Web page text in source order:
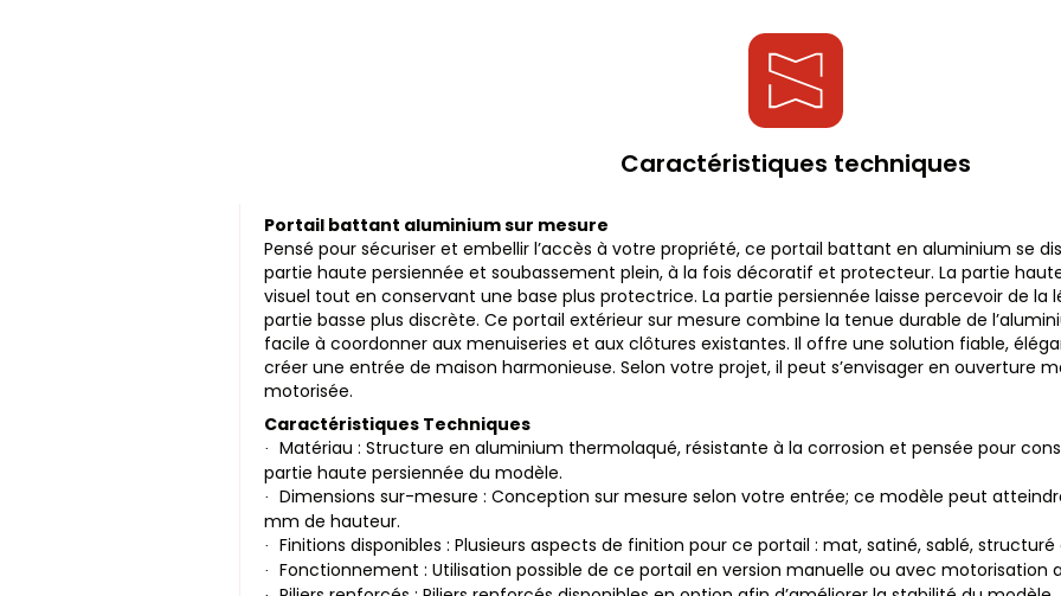
Caractéristiques techniques
Portail battant aluminium sur mesure
Pensé pour sécuriser et embellir l’accès à votre propriété, ce portail battant en aluminium se
partie haute persiennée et soubassement plein, à la fois décoratif et protecteur. La partie
visuel tout en conservant une base plus protectrice. La partie persiennée laisse percevoir de
partie basse plus discrète. Ce portail extérieur sur mesure combine la tenue durable de
facile à coordonner aux menuiseries et aux clôtures existantes. Il offre une solution fiable,
créer une entrée de maison harmonieuse. Selon votre projet, il peut s’envisager en ouverture
motorisée.
Caractéristiques Techniques
·
Matériau : Structure en aluminium thermolaqué, résistante à la corrosion et pensée pour
partie haute persiennée du modèle.
·
Dimensions sur-mesure : Conception sur mesure selon votre entrée; ce modèle peut
mm de hauteur.
· Finitions disponibles : Plusieurs aspects de finition pour ce portail : mat, satiné, sablé,
· Fonctionnement : Utilisation possible de ce portail en version manuelle ou avec motorisation